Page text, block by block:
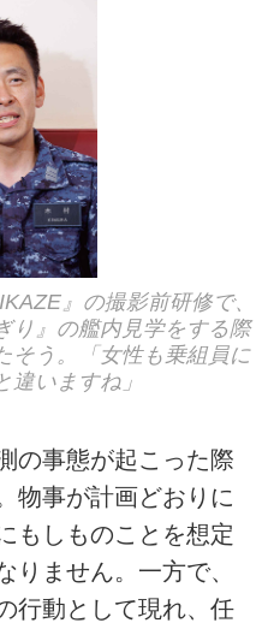
』の撮影前研修で、
り』の艦内見学をする際
そう。「女性も乗組員に
違いますね」
の事態が起こった際
物事が計画どおりに
もしものことを想定
りません。一方で、
行動として現れ、任